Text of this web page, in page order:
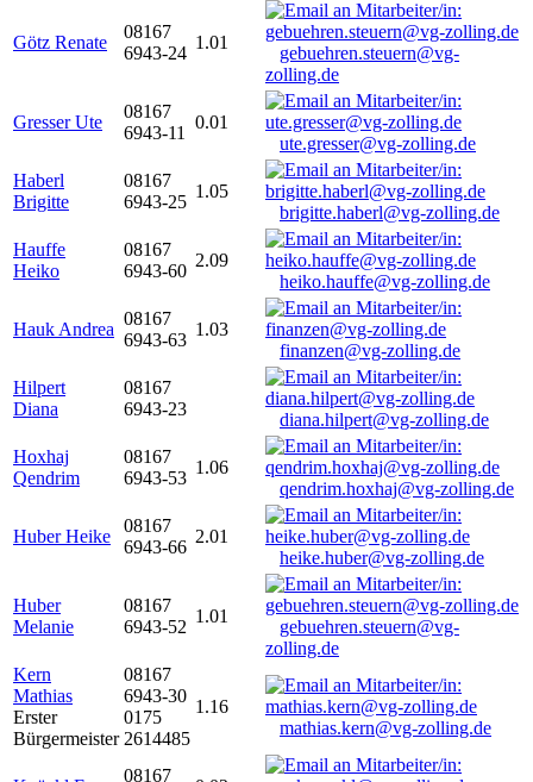
Götz Renate
08167
6943-24
1.01
gebuehren.steuern@vg-
zolling.de
Gresser Ute
08167
6943-11
0.01
ute.gresser@vg-zolling.de
Haberl
Brigitte
08167
6943-25
1.05
brigitte.haberl@vg-zolling.de
Hauffe
Heiko
08167
6943-60
2.09
heiko.hauffe@vg-zolling.de
Hauk Andrea
08167
6943-63
1.03
finanzen@vg-zolling.de
Hilpert
Diana
08167
6943-23
diana.hilpert@vg-zolling.de
Hoxhaj
Qendrim
08167
6943-53
1.06
qendrim.hoxhaj@vg-zolling.de
Huber Heike
08167
6943-66
2.01
heike.huber@vg-zolling.de
Huber
Melanie
08167
6943-52
1.01
gebuehren.steuern@vg-
zolling.de
Kern
Mathias
Erster
Bürgermeister
08167
6943-30
0175
2614485
1.16
mathias.kern@vg-zolling.de
08167